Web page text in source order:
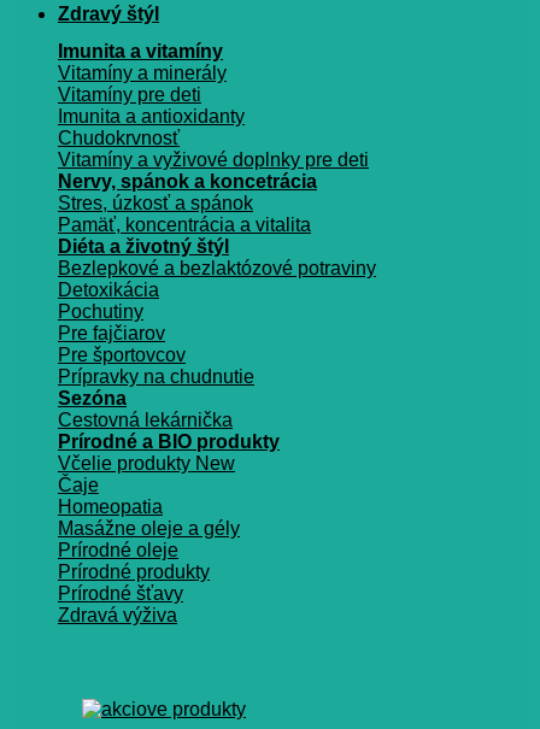
Zdravý štýl
Imunita a vitamíny
Vitamíny a minerály
Vitamíny pre deti
Imunita a antioxidanty
Chudokrvnosť
Vitamíny a vyživové doplnky pre deti
Nervy, spánok a koncetrácia
Stres, úzkosť a spánok
Pamäť, koncentrácia a vitalita
Diéta a životný štýl
Bezlepkové a bezlaktózové potraviny
Detoxikácia
Pochutiny
Pre fajčiarov
Pre športovcov
Prípravky na chudnutie
Sezóna
Cestovná lekárnička
Prírodné a BIO produkty
Včelie produkty
Čaje
Homeopatia
Masážne oleje a gély
Prírodné oleje
Prírodné produkty
Prírodné šťavy
Zdravá výživa